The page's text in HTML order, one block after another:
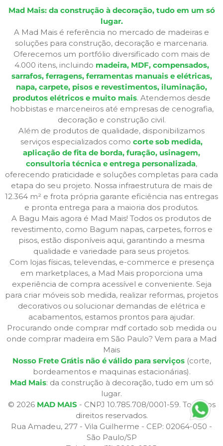
Mad Mais: da construção à decoração, tudo em um só
lugar.
A Mad Mais é referência no mercado de madeiras e
soluções para construção, decoração e marcenaria.
Oferecemos um portfólio diversificado com mais de
4.000 itens, incluindo madeira, MDF, compensados,
sarrafos, ferragens, ferramentas manuais e elétricas,
napa, carpete, pisos e revestimentos, iluminação,
produtos elétricos e muito mais. Atendemos desde
hobbistas e marceneiros até empresas de cenografia,
decoração e construção civil.
Além de produtos de qualidade, disponibilizamos
serviços especializados como corte sob medida,
aplicação de fita de borda, furação, usinagem,
consultoria técnica e entrega personalizada,
oferecendo praticidade e soluções completas para cada
etapa do seu projeto. Nossa infraestrutura de mais de
12.364 m² e frota própria garante eficiência nas entregas
e pronta entrega para a maioria dos produtos.
A Bagu Mais agora é Mad Mais! Todos os produtos de
revestimento, como Bagum napas, carpetes, forros e
pisos, estão disponíveis aqui, garantindo a mesma
qualidade e variedade para seus projetos.
Com lojas físicas, televendas, e-commerce e presença
em marketplaces, a Mad Mais proporciona uma
experiência de compra acessível e conveniente. Seja
para criar móveis sob medida, realizar reformas, projetos
decorativos ou solucionar demandas de elétrica e
acabamentos, estamos prontos para ajudar.
Procurando onde comprar mdf cortado sob medida ou
onde comprar madeira em São Paulo? Vem para a Mad
Mais
Nosso Frete Grátis não é válido para serviços(corte,
bordeamentos e maquinas estacionárias).
Mad Mais: da construção à decoração, tudo em um só
lugar.
© 2026 MAD MAIS - CNPJ 10.785.708/0001-59. Todos os
direitos reservados.
Rua Amadeu, 277 - Vila Guilherme - CEP: 02064-050 -
São Paulo/SP